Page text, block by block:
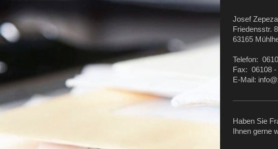
Josef
Friedensstr.
63165
Telefon:
Fax: 06108 -
E-Mail:
Haben Sie
Ihnen gerne